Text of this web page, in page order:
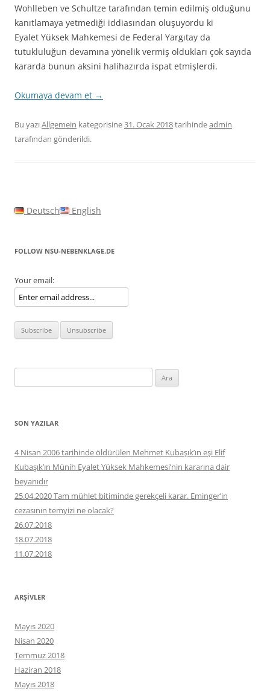
Wohlleben ve Schultze tarafından temin edilmiş olduğunu
kanıtlamaya yetmediği iddiasından oluşuyordu ki
Eyalet Yüksek Mahkemesi de Federal Yargıtay da
tutukluluğun devamına yönelik vermiş oldukları çok sayıda
kararda bunun aksini halihazırda ispat etmişlerdi.
Okumaya devam et →
Bu yazıAllgemein kategorisine31. Ocak 2018tarihindeadmin
tarafından gönderildi.
Deutsch English
FOLLOW NSU-NEBENKLAGE.DE
Your email:
SON YAZILAR
4 Nisan 2006 tarihinde öldürülen Mehmet Kubaşık’ın eşi Elif
Kubaşık’ın Münih Eyalet Yüksek Mahkemesi’nin kararına dair
beyanıdır
25.04.2020 Tam mühlet bitiminde gerekçeli karar. Eminger’in
cezasının temyizi ne olacak?
26.07.2018
18.07.2018
11.07.2018
ARŞIVLER
Mayıs 2020
Nisan 2020
Temmuz 2018
Haziran 2018
Mayıs 2018